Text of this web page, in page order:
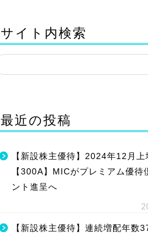
サイト内検索
最近の投稿
【新設株主優待】2024年12月上
【300A】MICがプレミアム優待
ント進呈へ
【新設株主優待】連続増配年数